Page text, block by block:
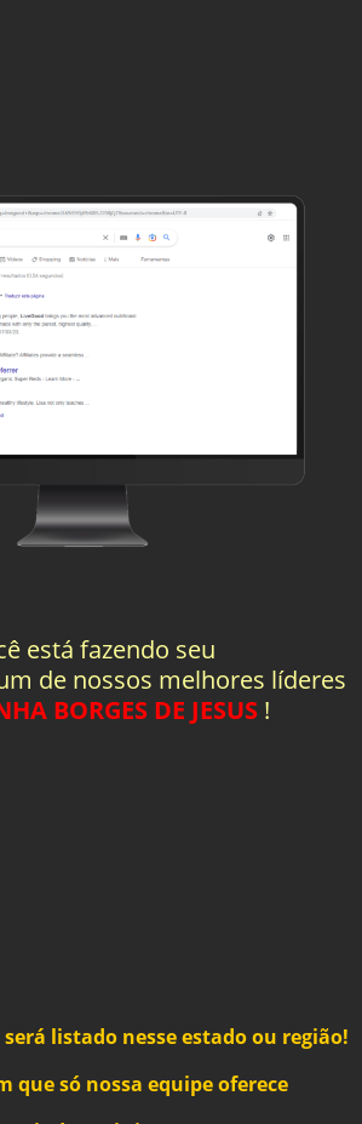
está fazendo seu
de nossos melhores líderes
BORGES DE JESUS!
listado nesse estado ou região!
que só nossa equipe oferece